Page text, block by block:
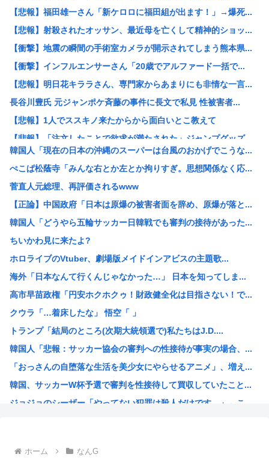
【悲報】福田雄一さん「新ケロロに福田組が出ます！」→爆死...
【悲報】射殺されたオッサン、最近母を亡くして精神的ショッ...
【衝撃】地震の瞬間の手術室カメラが開示されてしまう熊本県...
【衝撃】インフルエンサーさん「20歳でアルファード一括で...
【悲報】明日花キララさん、専門家からあまりにも非情な一言...
長谷川豊氏 元ジャンポケ斉藤の事件に長文で私見 性被害者...
【悲報】1人でススキノ来たからから面白いとこ教えて
【悲報】「注文したことで欲求が満たされた」ジャンプグッズ...
【正論】イスラエル政府元高官 「原爆式典にうんざり」
韓国人「現在の日本の沖縄のスーパーは台風のおかげでこうな...
工場夜勤ぼく「大谷翔平応援してるの？お前の人生に1ミリも...
ワイ「個人居酒屋だ！入ったろ」 店長「…いらっしゃぃ(ﾎ...
大日本帝国陸軍「侵攻できたとして、食糧どうすんだよ」大本...
【朗報】イギリス、タバコ販売禁止法案を可決www
韓国サッカー協会、2011～12年に国際審判員らを性接待
クビになったバイト先の店長のインスタ見つけた
【画像】大企業「働きたくない人へ」←10万いいね！
【画像】東出昌大の再婚相手の体があまりにすごいｗｗｗ
【悲報】熊本県知事、報道陣土足取材にマジギレ「遺族や被災...
2026年レズが好きなK-POPアイドル発表！ぶち抜き1...
【速報】 高市政権、エース級の財務官僚・一松旬氏を左遷「...
甲子園出場校 猛暑と資金難に苦しむ
韓国人「現在の日本の沖縄のスーパーは台風のおかげでこうな...
ぺこぱ松蔭寺「みんな右とか左とか拘りすぎ。思想関係なく応...
菅直人元総理、再評価されるwww
【正論】中国政府「日本は原爆の被害者面を辞め、原爆が落と...
韓国人「どうやら五輪サッカー日韓戦でも審判の接待があった...
ちいかわ見に来たよ?
ホロライブのVtuber、劇場版メイドインアビスの主題歌...
海外「日本なんて行くんじゃなかった…」 日本を知ってしま...
高市早苗政権「円安ホクホクゥ！財政健全化は目指さない！で...
クウラ「…着床したな」 悟空「 」
トランプ「結局のところ(次期大統領選で)私たちはJ.D....
韓国人「悲報：サッカー協会の審判への性接待が事実の場合、...
「おっさんの自堕落な生活を美少女にやらせるアニメ」、増え...
韓国、サッカーW杯予選で審判を性接待して買収していたこと...
ジョジョのシーザー「やってない犯罪は殺人だけです。」←こ...
韓国サッカー協会、外国人審判員数十人に性的接待。羨ま死刑
ホーム なんG